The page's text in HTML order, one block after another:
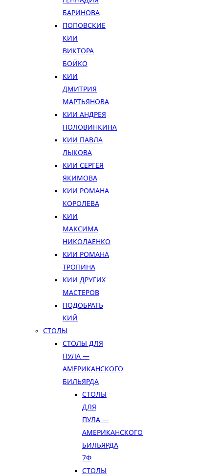
БАРИНОВА
ПОПОВСКИЕ
КИИ
ВИКТОРА
БОЙКО
КИИ
ДМИТРИЯ
МАРТЬЯНОВА
КИИ АНДРЕЯ
ПОЛОВИНКИНА
КИИ ПАВЛА
ЛЫКОВА
КИИ СЕРГЕЯ
ЯКИМОВА
КИИ РОМАНА
КОРОЛЕВА
КИИ
МАКСИМА
НИКОЛАЕНКО
КИИ РОМАНА
ТРОПИНА
КИИ ДРУГИХ
МАСТЕРОВ
ПОДОБРАТЬ
КИЙ
СТОЛЫ
СТОЛЫ ДЛЯ
ПУЛА —
АМЕРИКАНСКОГО
БИЛЬЯРДА
СТОЛЫ
ДЛЯ
ПУЛА —
АМЕРИКАНСКОГО
БИЛЬЯРДА
7Ф
СТОЛЫ